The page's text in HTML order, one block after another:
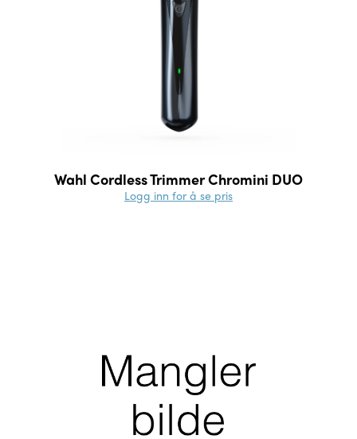
Wahl Cordless Trimmer Chromini DUO
Logg inn for å se pris